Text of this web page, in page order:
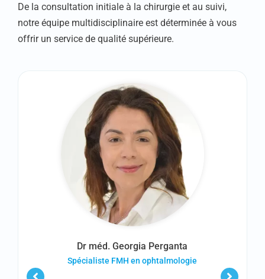
De la consultation initiale à la chirurgie et au suivi,
notre équipe multidisciplinaire est déterminée à vous
offrir un service de qualité supérieure.
Dr méd. Georgia Perganta
Spécialiste FMH en ophtalmologie